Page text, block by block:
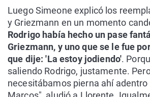
Luego Simeone explicó los
y Griezmann en un momento
Rodrigo había hecho un pase
Griezmann, y uno que se le fue
que dije: 'La estoy jodiendo'.
saliendo Rodrigo, justamente.
necesitábamos pierna ahí adentro